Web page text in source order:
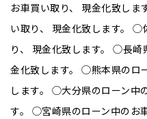
お車買い取り、 現金化致し
い取り、 現金化致します。 ◯
り、 現金化致します。 ◯長崎
金化致します。 ◯熊本県のロ
します。 ◯大分県のローン中
す。 ◯宮崎県のローン中のお